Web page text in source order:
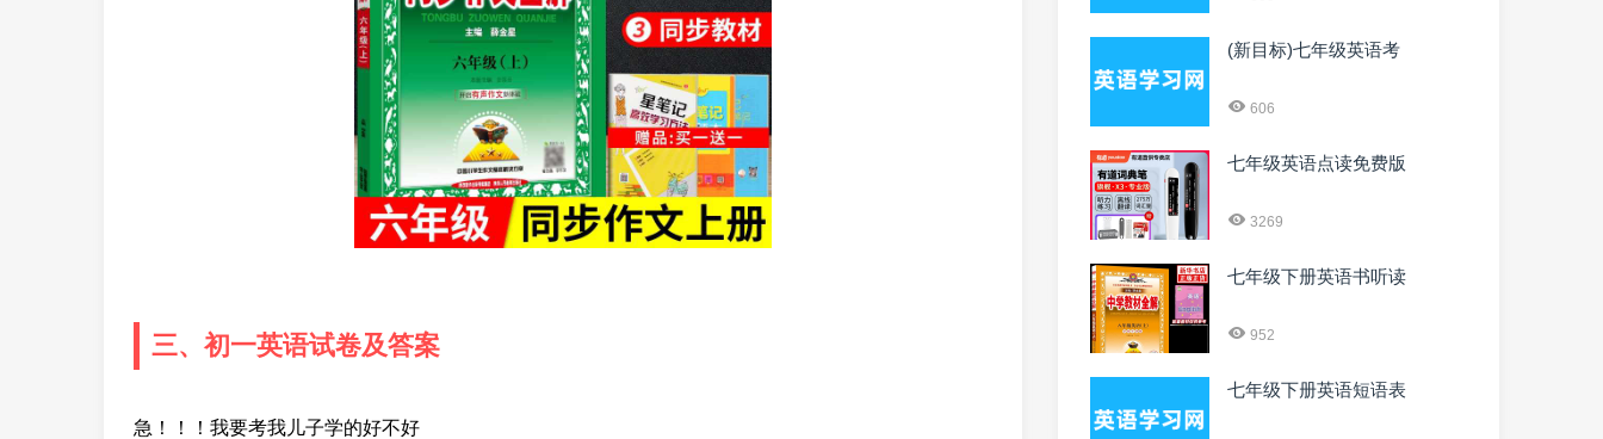
三、初一英语试卷及答案
急！！！我要考我儿子学的好不好
(新目标)七年级英语考
606
七年级英语点读免费版
3269
七年级下册英语书听读
952
七年级下册英语短语表